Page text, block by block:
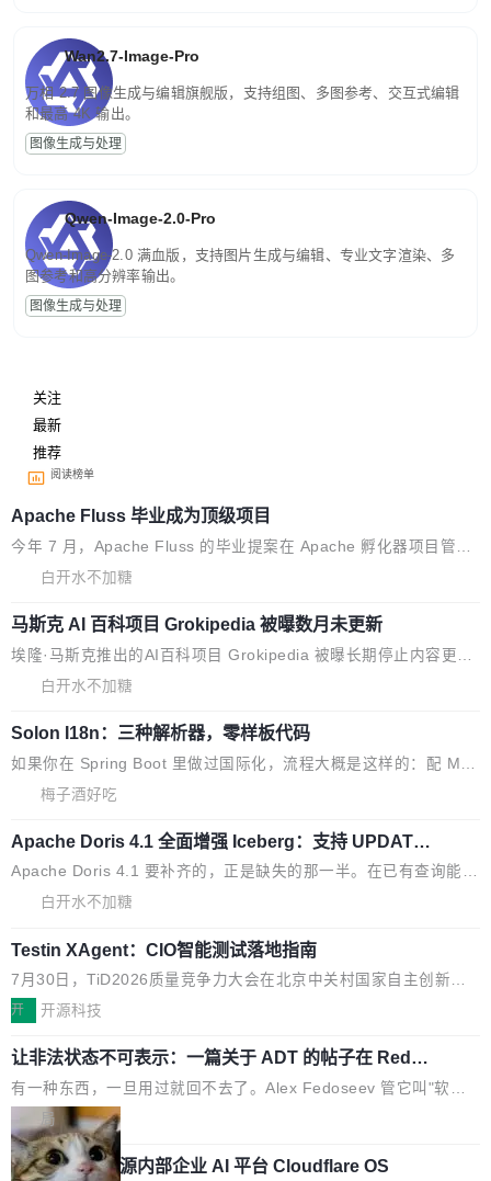
Wan2.7-Image-Pro
万相 2.7 图像生成与编辑旗舰版，支持组图、多图参考、交互式编辑
和最高 4K 输出。
图像生成与处理
Qwen-Image-2.0-Pro
Qwen-Image-2.0 满血版，支持图片生成与编辑、专业文字渲染、多
图参考和高分辨率输出。
图像生成与处理
关注
最新
推荐
阅读榜单
Apache Fluss 毕业成为顶级项目
今年 7 月，Apache Fluss 的毕业提案在 Apache 孵化器项目管理
委员会（IPMC）投票中获得全票通过，随后获 Apache 软件基金
孵化毕业，成为 Apache 顶级项目（TLP）！这一里程碑不仅标志
着 Fluss 迈入新的发展阶段，也将进一步推动流式存储、实时湖仓
与 AI 数据基础加速融合，为实时数据基础设施的发展开启新的篇
白开水不加糖
马斯克 AI 百科项目 Grokipedia 被曝数月未更新
埃隆·马斯克推出的AI百科项目 Grokipedia 被曝长期停止内容更
新，未能实现其作为“AI版维基百科”替代品的目标。 据 Lawfare 最
去三个月内没有任何条目完成更新，用户提交的编辑请求也长期处
于待处理状态。 Grokipedia 于去年底上线，定位为由人工智能生
成内容的百科平台，被马斯克视为传统众包百科网站维基百科的替
未出现近期更新，相关问题并非局限于特定领域，而是在不同主题
和访问量页面中普遍存在。 调查人员最初认为，Grokipedia可能只
是限...
白开水不加糖
Solon I18n：三种解析器，零样板代码
如果你在 Spring Boot 里做过国际化，流程大概是这样的：配 Mes
sageSource 的 Bean、写 ReloadableResourceBundleMessage
r…五六步之后才能看到第一行翻译文本。 Solon 换了个方式。整
个 i18n 模块围绕三个解析器、一个注解、一个工具类展开——没
有 XML、没有拦截器注册、没有样板配置。 资源文件的约定 把文
es ...
梅子酒好吃
Apache Doris 4.1 全面增强 Iceberg：支持 UPDAT
E、MERGE INTO 与 Iceberg V3
Apache Doris 4.1 要补齐的，正是缺失的那一半。在已有查询能力
的基础上，Doris 进一步支持了 UPDATE、DELETE、MERGE IN
_data_files、expire_snapshots 等日常维护操作，并完整支持 Ice
berg V3 格式。
白开水不加糖
Testin XAgent：CIO智能测试落地指南
7月30日，TiD2026质量竞争力大会在北京中关村国家自主创新示
范区会议中心开幕。本届大会由中关村智联软件服务业质量创新联
题，直面AI从实验室走向规模化产业落地的核心质量命题。会上，
《2026智能研发生产力工具选型手册》发布，Testin云测的Testin
XAgent智能测试系统入选AI测试领域代表产品。对CIO而言，这提
示了一个转变：AI测试正在从效率工具升级为企业的质量基础设
施。 CIO面对的新现实 过去两年，CIO们的焦虑清单上多了两项：
开 开源科技
让非法状态不可表示：一篇关于 ADT 的帖子在 Reddit
火了
有一种东西，一旦用过就回不去了。Alex Fedoseev 管它叫"软件
设计的基石"。 他说的东西不新鲜——代数数据类型（ADT），尤
其是和类型（sum type）。但他说清楚了一件事：这不是类型系统
的学术体操，是日常编码的思维方式。 文章从一个简单的例子切
局
Cloudflare 开源内部企业 AI 平台 Cloudflare OS